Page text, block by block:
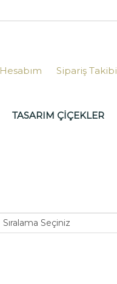
Hesabım Sipariş Takibi
TASARIM ÇİÇEKLER